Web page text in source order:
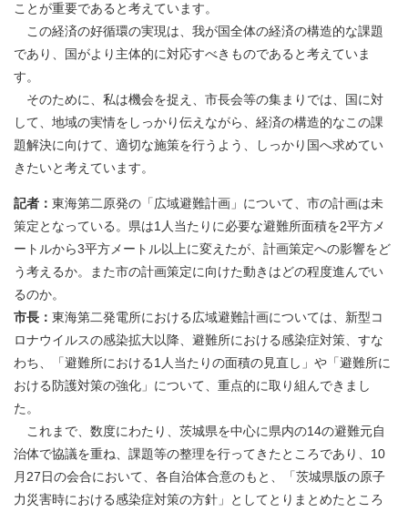
ことが重要であると考えています。
この経済の好循環の実現は、我が国全体の経済の構造的な課題
であり、国がより主体的に対応すべきものであると考えていま
す。
そのために、私は機会を捉え、市長会等の集まりでは、国に対
して、地域の実情をしっかり伝えながら、経済の構造的なこの課
題解決に向けて、適切な施策を行うよう、しっかり国へ求めてい
きたいと考えています。
記者： 東海第二原発の「広域避難計画」について、市の計画は未
策定となっている。県は1人当たりに必要な避難所面積を2平方メ
ートルから3平方メートル以上に変えたが、計画策定への影響をど
う考えるか。また市の計画策定に向けた動きはどの程度進んでい
るのか。
市長： 東海第二発電所における広域避難計画については、新型コ
ロナウイルスの感染拡大以降、避難所における感染症対策、すな
わち、「避難所における1人当たりの面積の見直し」や「避難所に
おける防護対策の強化」について、重点的に取り組んできまし
た。
これまで、数度にわたり、茨城県を中心に県内の14の避難元自
治体で協議を重ね、課題等の整理を行ってきたところであり、10
月27日の会合において、各自治体合意のもと、「茨城県版の原子
力災害時における感染症対策の方針」としてとりまとめたところ